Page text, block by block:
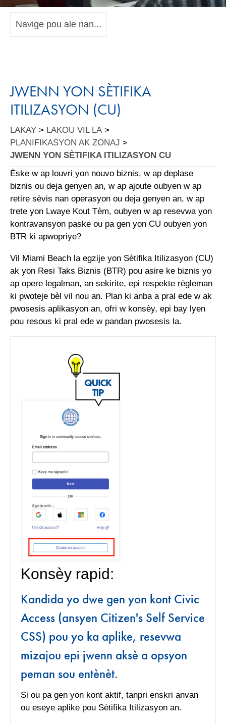
JWENN YON SÈTIFIKA
ITILIZASYON (CU)
LAKAY > LAKOU VIL LA >
PLANIFIKASYON AK ZONAJ >
JWENN YON SÈTIFIKA ITILIZASYON CU
Èske w ap louvri yon nouvo biznis, w ap deplase
biznis ou deja genyen an, w ap ajoute oubyen w ap
retire sèvis nan operasyon ou deja genyen an, w ap
trete yon Lwaye Kout Tèm, oubyen w ap resevwa yon
kontravansyon paske ou pa gen yon CU oubyen yon
BTR ki apwopriye?
Vil Miami Beach la egzije yon Sètifika Itilizasyon (CU)
ak yon Resi Taks Biznis (BTR) pou asire ke biznis yo
ap opere legalman, an sekirite, epi respekte règleman
ki pwoteje bèl vil nou an. Plan ki anba a pral ede w ak
pwosesis aplikasyon an, ofri w konsèy, epi bay lyen
pou resous ki pral ede w pandan pwosesis la.
Konsèy rapid:
Kandida yo dwe gen yon kont Civic
Access (ansyen Citizen's Self Service
CSS) pou yo ka aplike, resevwa
mizajou epi jwenn aksè a opsyon
peman sou entènèt.
Si ou pa gen yon kont aktif, tanpri enskri anvan
ou eseye aplike pou Sètifika Itilizasyon an.
Navige pou ale nan...